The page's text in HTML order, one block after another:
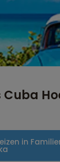
Cuba
in